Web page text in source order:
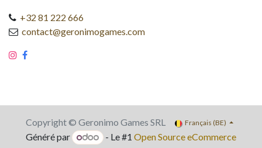
+32 81 222 666
contact@geronimogames.com
Copyright © Geronimo Games SRL Français (BE)
Généré par - Le #1Open Source eCommerce